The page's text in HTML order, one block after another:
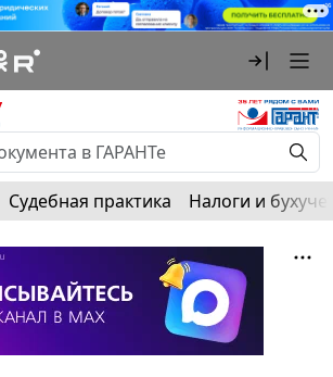
Судебная практика Налоги и